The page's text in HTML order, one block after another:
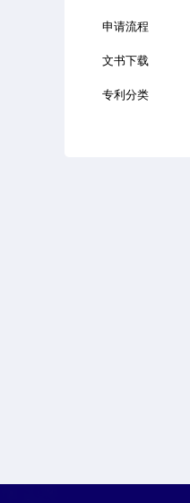
申请流程
文书下载
专利分类